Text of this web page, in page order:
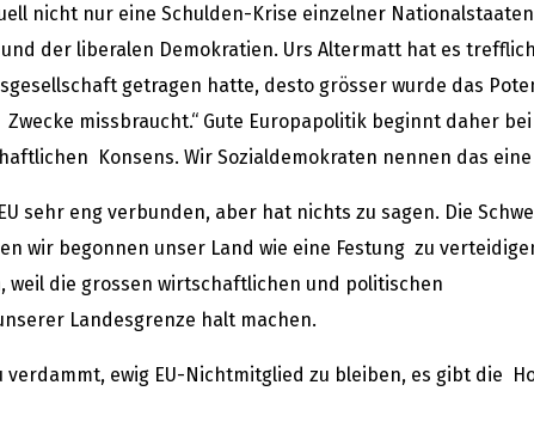
nicht nur eine Schulden-Krise einzelner
der liberalen Demokratien. Urs Altermatt hat es
getragen hatte, desto grösser wurde das
missbraucht.“ Gute Europapolitik beginnt daher
Konsens. Wir Sozialdemokraten nennen das
sehr eng verbunden, aber hat nichts zu sagen. Die
wir begonnen unser Land wie eine Festung zu
weil die grossen wirtschaftlichen und politischen
Landesgrenze halt machen.
ewig EU-Nichtmitglied zu bleiben, es gibt die